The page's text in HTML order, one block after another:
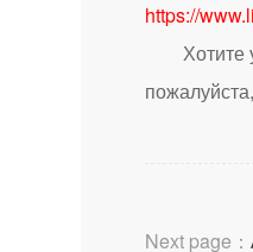
https://
Хотите
Next page：